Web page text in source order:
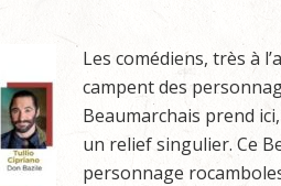
Les comédiens, très à
campent des
Beaumarchais prend
un relief singulier. Ce
personnage